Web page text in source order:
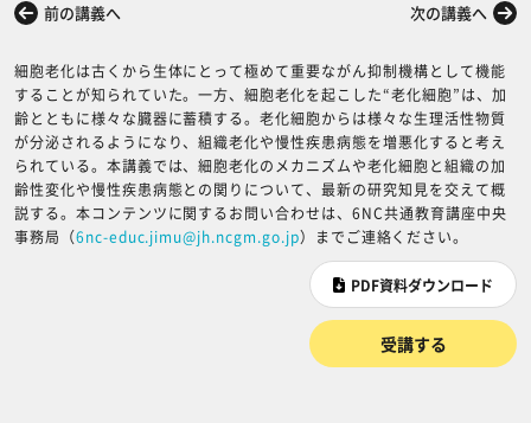
前の講義へ 次の講義へ
細胞老化は古くから生体にとって極めて重要ながん抑制機構として機能
することが知られていた。一方、細胞老化を起こした“老化細胞”は、加
齢とともに様々な臓器に蓄積する。老化細胞からは様々な生理活性物質
が分泌されるようになり、組織老化や慢性疾患病態を増悪化すると考え
られている。本講義では、細胞老化のメカニズムや老化細胞と組織の加
齢性変化や慢性疾患病態との関りについて、最新の研究知見を交えて概
説する。本コンテンツに関するお問い合わせは、6NC共通教育講座中央
事務局（6nc-educ.jimu@jh.ncgm.go.jp）までご連絡ください。
PDF資料ダウンロード
受講する